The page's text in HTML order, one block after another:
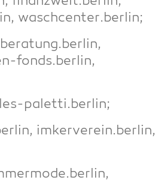
waschcenter.berlin;
fonds.berlin,
paletti.berlin;
imkerverein.berlin,